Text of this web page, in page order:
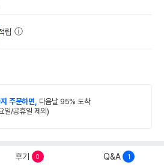
립
주문하면, 다음날 95% 도착
일/공휴일 제외)
후기 0 Q&A 1